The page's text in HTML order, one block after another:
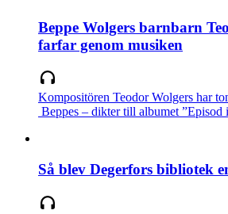
Beppe Wolgers barnbarn
farfar genom musiken
Kompositören Teodor Wolgers har
Beppes – dikter till albumet ”Episod
Så blev Degerfors bibliotek